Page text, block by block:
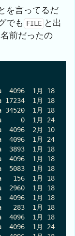
を言ってるだ
でも FILE と出
前だったの
4096  1月 18
1月 18 10:22
1月 18 10:23
0  1月 24
4096  2月 10
4096  1月 24
3893  1月 18
4096  1月 18
5083  1月 18
156  1月 18
2960  1月 18
4096  1月 18
283  1月 18
4096  1月 18
4096  1月 24